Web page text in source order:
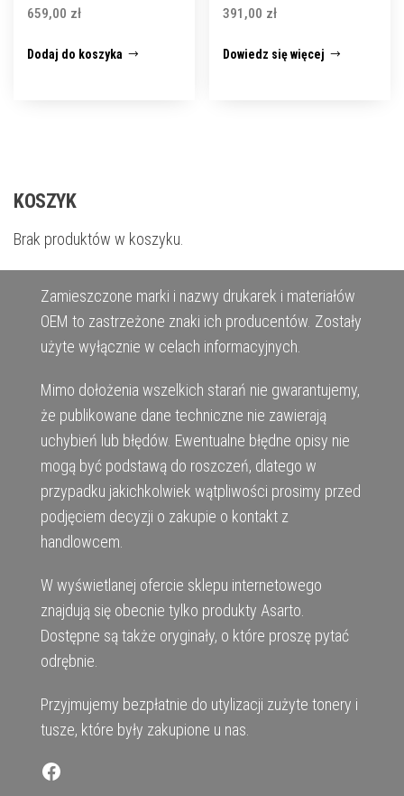
659,00 zł
Dodaj do koszyka
391,00 zł
Dowiedz się więcej
KOSZYK
Brak produktów w koszyku.
Zamieszczone marki i nazwy drukarek i materiałów
OEM to zastrzeżone znaki ich producentów. Zostały
użyte wyłącznie w celach informacyjnych.
Mimo dołożenia wszelkich starań nie gwarantujemy,
że publikowane dane techniczne nie zawierają
uchybień lub błędów. Ewentualne błędne opisy nie
mogą być podstawą do roszczeń, dlatego w
przypadku jakichkolwiek wątpliwości prosimy przed
podjęciem decyzji o zakupie o kontakt z
handlowcem.
W wyświetlanej ofercie sklepu internetowego
znajdują się obecnie tylko produkty Asarto.
Dostępne są także oryginały, o które proszę pytać
odrębnie.
Przyjmujemy bezpłatnie do utylizacji zużyte tonery i
tusze, które były zakupione u nas.
Facebook